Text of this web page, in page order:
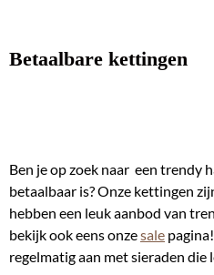
Betaalbare kettingen
Ben je op zoek naar een trendy
betaalbaar is? Onze kettingen
hebben een leuk aanbod van
bekijk ook eens onzesale
regelmatig aan met sieraden die